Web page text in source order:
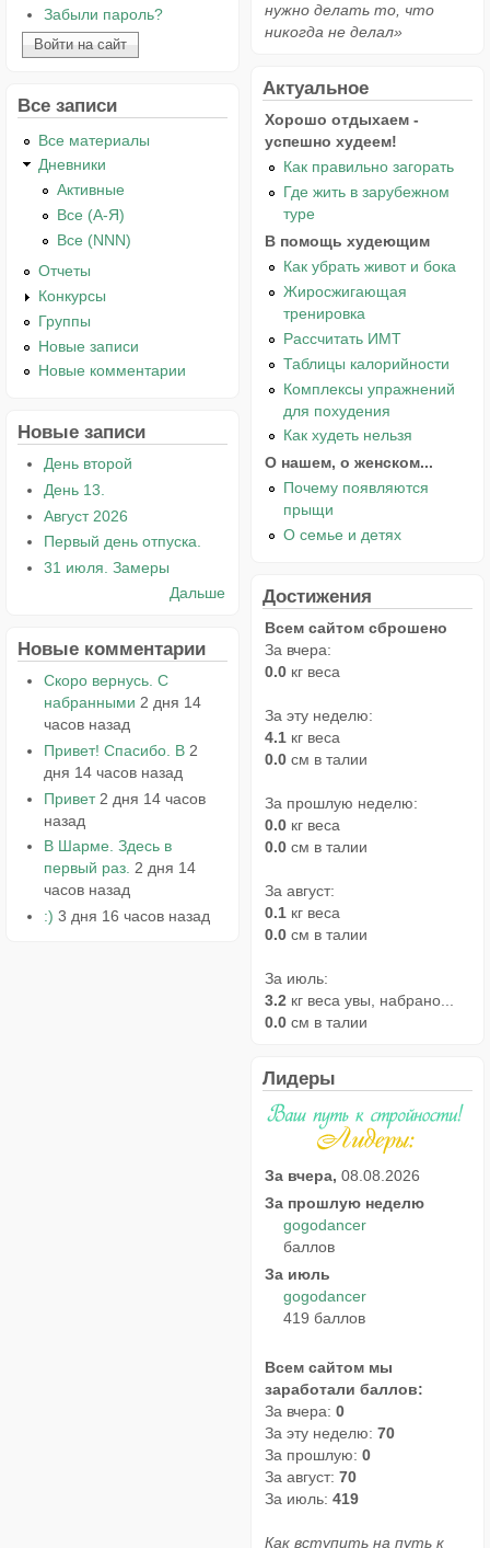
Забыли пароль?
Все записи
Все материалы
Дневники
Активные
Все (А-Я)
Все (NNN)
Отчеты
Конкурсы
Группы
Новые записи
Новые комментарии
Новые записи
День второй
День 13.
Август 2026
Первый день отпуска.
31 июля. Замеры
Дальше
Новые комментарии
Скоро вернусь. С
набранными 2 дня 14
часов назад
Привет! Спасибо. В 2
дня 14 часов назад
Привет 2 дня 14 часов
назад
В Шарме. Здесь в
первый раз. 2 дня 14
часов назад
:) 3 дня 16 часов назад
нужно делать то, что
никогда не делал»
Актуальное
Хорошо отдыхаем -
успешно худеем!
Как правильно загорать
Где жить в зарубежном
туре
В помощь худеющим
Как убрать живот и бока
Жиросжигающая
тренировка
Рассчитать ИМТ
Таблицы калорийности
Комплексы упражнений
для похудения
Как худеть нельзя
О нашем, о женском...
Почему появляются
прыщи
О семье и детях
Достижения
Всем сайтом сброшено
За вчера:
0.0 кг веса
За эту неделю:
4.1 кг веса
0.0 см в талии
За прошлую неделю:
0.0 кг веса
0.0 см в талии
За август:
0.1 кг веса
0.0 см в талии
За июль:
3.2 кг веса увы, набрано...
0.0 см в талии
Лидеры
За вчера, 08.08.2026
За прошлую неделю
gogodancer
баллов
За июль
gogodancer
419 баллов
Всем сайтом мы
заработали баллов:
За вчера: 0
За эту неделю: 70
За прошлую: 0
За август: 70
За июль: 419
Как вступить на путь к